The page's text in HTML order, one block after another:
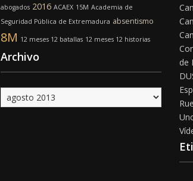
abogados 2016 ACAEX 15M Academia de
Seguridad Pública de Extremadura absentismo
8M 12 meses 12 batallas 12 meses 12 historias
Archivo
Archivo
de